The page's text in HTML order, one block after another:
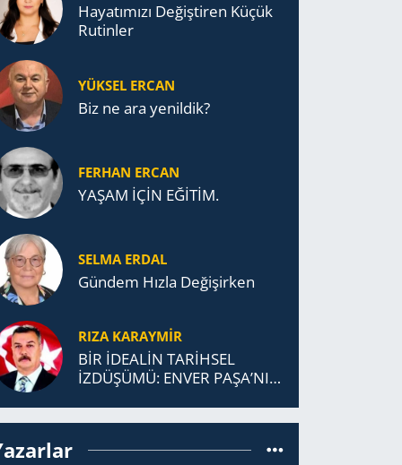
Ha­ya­tı­mı­zı De­ğiş­ti­ren Küçük
Ru­tin­ler
YÜKSEL ERCAN
Biz ne ara yenildik?
FERHAN ERCAN
YAŞAM İÇİN EĞİTİM.
SELMA ERDAL
Gündem Hızla Değişirken
RIZA KARAYMIR
BİR İDEALİN TARİHSEL
İZDÜŞÜMÜ: ENVER PAŞA’NIN
MİRASI